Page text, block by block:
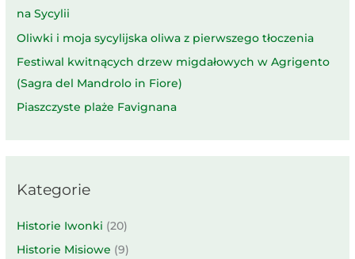
na Sycylii
Oliwki i moja sycylijska oliwa z pierwszego tłoczenia
Festiwal kwitnących drzew migdałowych w Agrigento
(Sagra del Mandrolo in Fiore)
Piaszczyste plaże Favignana
Kategorie
Historie Iwonki (20)
Historie Misiowe (9)